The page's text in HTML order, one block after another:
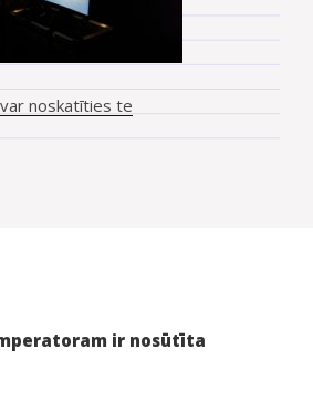
noskatīties te
ir nosūtīta